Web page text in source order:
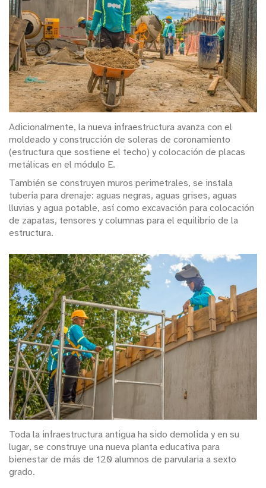
Adicionalmente, la nueva infraestructura avanza con el
moldeado y construcción de soleras de coronamiento
(estructura que sostiene el techo) y colocación de placas
metálicas en el módulo E.
También se construyen muros perimetrales, se instala
tubería para drenaje: aguas negras, aguas grises, aguas
lluvias y agua potable, así como excavación para colocación
de zapatas, tensores y columnas para el equilibrio de la
estructura.
Toda la infraestructura antigua ha sido demolida y en su
lugar, se construye una nueva planta educativa para
bienestar de más de 120 alumnos de parvularia a sexto
grado.